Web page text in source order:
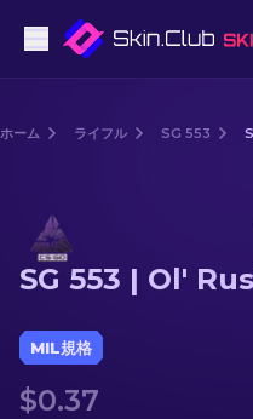
スナイパーライフル
ナイフ
グローブ
ホーム ライフル SG 553
SG 553 | Ol'
MIL規格
$0.37